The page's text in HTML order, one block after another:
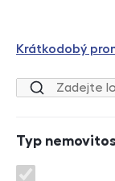
Krátkodobý
Lokalita
Typ
Typ nemovitosti